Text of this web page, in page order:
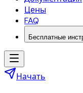
Цены
FAQ
Бесплатные
Начать